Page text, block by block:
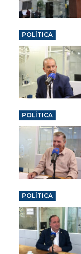
POLÍTICA
POLÍTICA
POLÍTICA